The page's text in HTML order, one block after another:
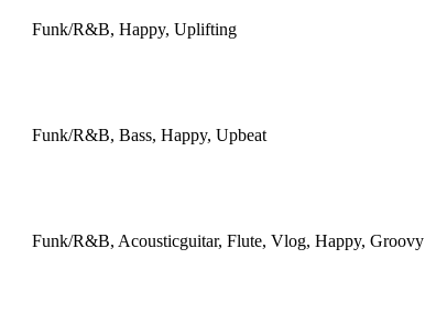
Funk/R&B, Happy, Uplifting
Funk/R&B, Bass, Happy, Upbeat
Funk/R&B, Acousticguitar, Flute, Vlog, Happy, Groovy